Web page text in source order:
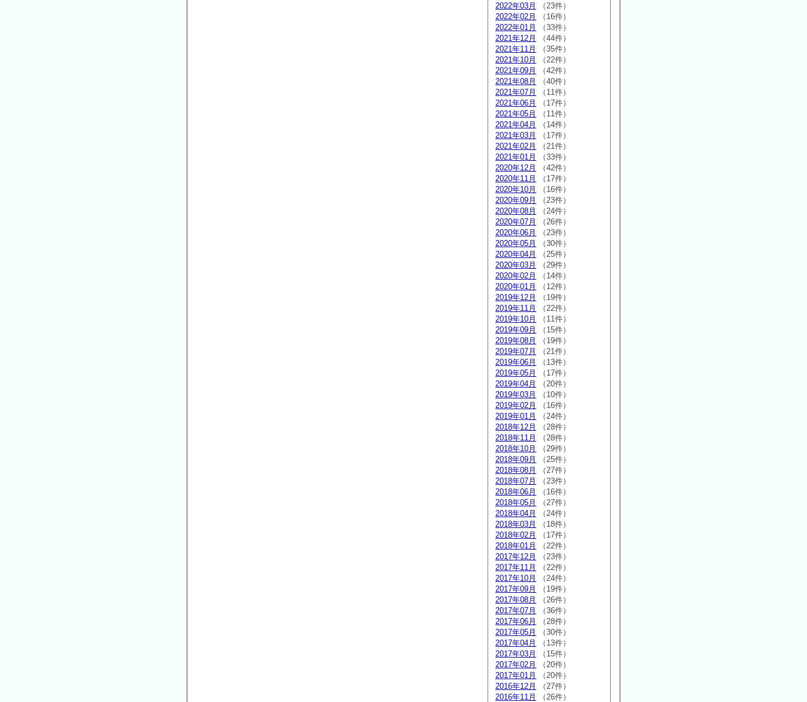
2022年03月
（23件）
2022年02月
（16件）
2022年01月
（33件）
2021年12月
（44件）
2021年11月
（35件）
2021年10月
（22件）
2021年09月
（42件）
2021年08月
（40件）
2021年07月
（11件）
2021年06月
（17件）
2021年05月
（11件）
2021年04月
（14件）
2021年03月
（17件）
2021年02月
（21件）
2021年01月
（33件）
2020年12月
（42件）
2020年11月
（17件）
2020年10月
（16件）
2020年09月
（23件）
2020年08月
（24件）
2020年07月
（26件）
2020年06月
（23件）
2020年05月
（30件）
2020年04月
（25件）
2020年03月
（29件）
2020年02月
（14件）
2020年01月
（12件）
2019年12月
（19件）
2019年11月
（22件）
2019年10月
（11件）
2019年09月
（15件）
2019年08月
（19件）
2019年07月
（21件）
2019年06月
（13件）
2019年05月
（17件）
2019年04月
（20件）
2019年03月
（10件）
2019年02月
（16件）
2019年01月
（24件）
2018年12月
（28件）
2018年11月
（28件）
2018年10月
（29件）
2018年09月
（25件）
2018年08月
（27件）
2018年07月
（23件）
2018年06月
（16件）
2018年05月
（27件）
2018年04月
（24件）
2018年03月
（18件）
2018年02月
（17件）
2018年01月
（22件）
2017年12月
（23件）
2017年11月
（22件）
2017年10月
（24件）
2017年09月
（19件）
2017年08月
（26件）
2017年07月
（36件）
2017年06月
（28件）
2017年05月
（30件）
2017年04月
（13件）
2017年03月
（15件）
2017年02月
（20件）
2017年01月
（20件）
2016年12月
（27件）
2016年11月
（26件）